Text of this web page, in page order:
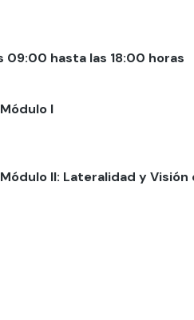
09:00 hasta las 18:00 horas
I
II: Lateralidad y Visión